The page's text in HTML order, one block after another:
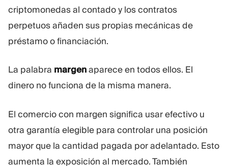
criptomonedas al contado y los contratos
perpetuos añaden sus propias mecánicas de
préstamo o financiación.
La palabra margenaparece en todos ellos. El
dinero no funciona de la misma manera.
El comercio con margen significa usar efectivo u
otra garantía elegible para controlar una posición
mayor que la cantidad pagada por adelantado. Esto
aumenta la exposición al mercado. También
SÍGUENOS